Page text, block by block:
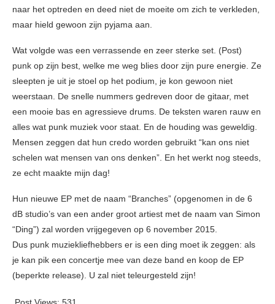
naar het optreden en deed niet de moeite om zich te verkleden,
maar hield gewoon zijn pyjama aan.
Wat volgde was een verrassende en zeer sterke set. (Post)
punk op zijn best, welke me weg blies door zijn pure energie. Ze
sleepten je uit je stoel op het podium, je kon gewoon niet
weerstaan. De snelle nummers gedreven door de gitaar, met
een mooie bas en agressieve drums. De teksten waren rauw en
alles wat punk muziek voor staat. En de houding was geweldig.
Mensen zeggen dat hun credo worden gebruikt “kan ons niet
schelen wat mensen van ons denken”. En het werkt nog steeds,
ze echt maakte mijn dag!
Hun nieuwe EP met de naam “Branches” (opgenomen in de 6
dB studio’s van een ander groot artiest met de naam van Simon
“Ding”) zal worden vrijgegeven op 6 november 2015.
Dus punk muziekliefhebbers er is een ding moet ik zeggen: als
je kan pik een concertje mee van deze band en koop de EP
(beperkte release). U zal niet teleurgesteld zijn!